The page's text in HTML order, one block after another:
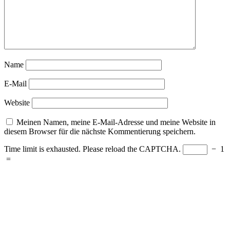
Name
E-Mail
Website
Meinen Namen, meine E-Mail-Adresse und meine Website in
diesem Browser für die nächste Kommentierung speichern.
Time limit is exhausted. Please reload the CAPTCHA.
− 1
=